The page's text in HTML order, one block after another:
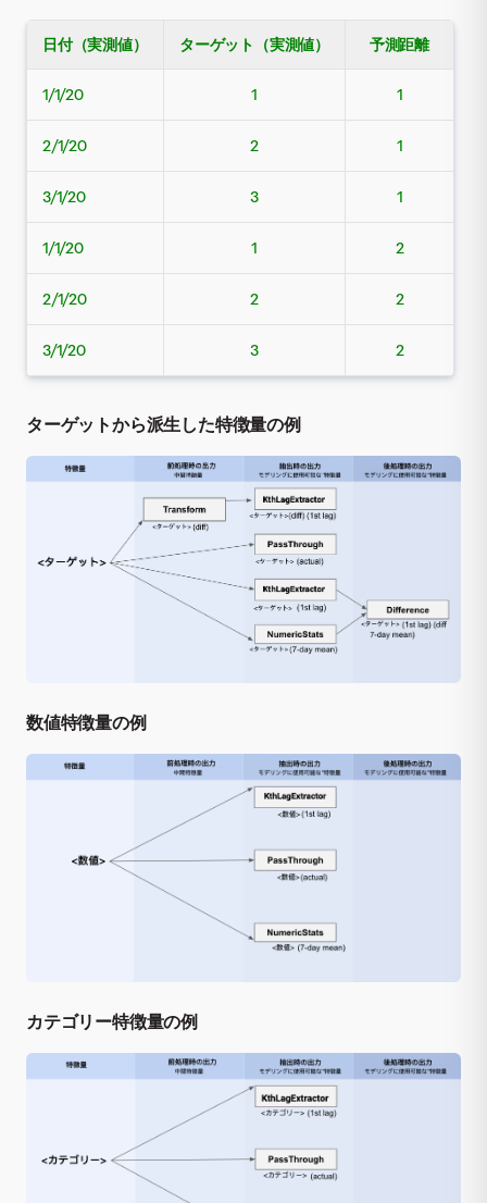
日付（実測値） ターゲット（実測値） 予測距離
1/1/20 1 1
2/1/20 2 1
3/1/20 3 1
1/1/20 1 2
2/1/20 2 2
3/1/20 3 2
ターゲットから派生した特徴量の例
数値特徴量の例
カテゴリー特徴量の例